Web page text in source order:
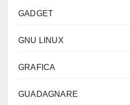
GADGET
GNU LINUX
GRAFICA
GUADAGNARE